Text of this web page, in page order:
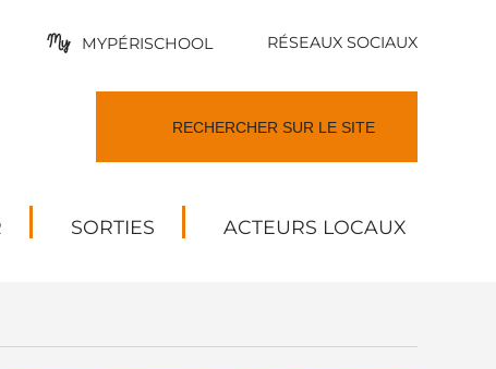
MYPÉRISCHOOL RÉSEAUX SOCIAUX
SORTIES ACTEURS LOCAUX